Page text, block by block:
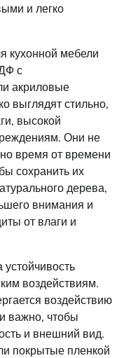
и легко
кухонной мебели
с
акриловые
выглядят стильно,
высокой
Они не
время от времени
сохранить их
дерева,
внимания и
от влаги и
воздействиям.
воздействию
важно, чтобы
и внешний вид.
покрытые пленкой